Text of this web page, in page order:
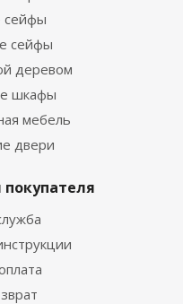
сейфы
сейфы
деревом
шкафы
мебель
двери